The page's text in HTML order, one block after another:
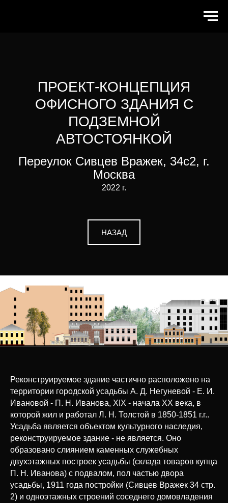
ПРОЕКТ-КОНЦЕПЦИЯ
ОФИСНОГО ЗДАНИЯ С
ПОДЗЕМНОЙ
АВТОСТОЯНКОЙ
Переулок Сивцев Вражек, 34с2, г.
Москва
2022 г.
НАЗАД
Реконструируемое здание частично расположено на
территории городской усадьбы А. Д. Негуневой - Е. И.
Ивановой - П. Н. Иванова, XIX - начала XX века, в
которой жил и работал Л. Н. Толстой в 1850-1851 г.г..
Усадьба является объектом культурного наследия,
реконструируемое здание - не является. Оно
образовано слиянием каменных служебных
двухэтажных построек усадьбы (склада товаров купца
П. Н. Иванова) с подвалом, пол частью двора
усадьбы, 1911 года постройки (Сивцев Вражек 34 стр.
2) и одноэтажных строений соседнего домовладения